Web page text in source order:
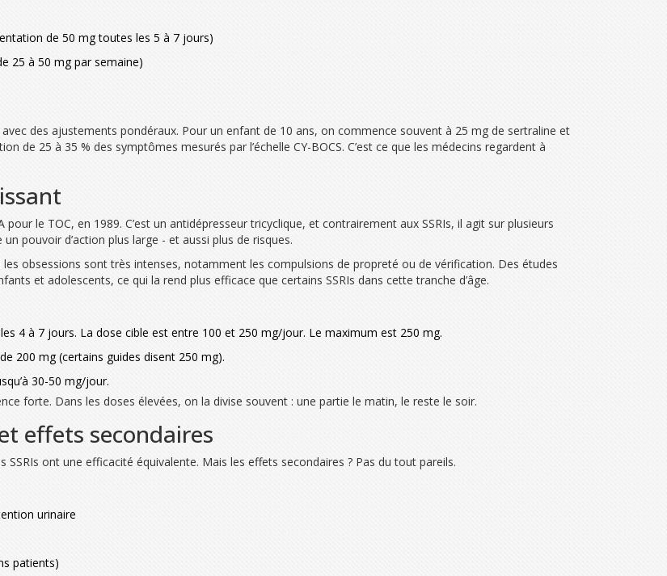
de 50 mg toutes les 5 à 7 jours)
25 à 50 mg par semaine)
des ajustements pondéraux. Pour un enfant de 10 ans, on commence souvent à 25 mg de sertraline et
de 25 à 35 % des symptômes mesurés par l’échelle CY-BOCS. C’est ce que les médecins regardent à
le TOC, en 1989. C’est un antidépresseur tricyclique, et contrairement aux SSRIs, il agit sur plusieurs
pouvoir d’action plus large - et aussi plus de risques.
obsessions sont très intenses, notamment les compulsions de propreté ou de vérification. Des études
et adolescents, ce qui la rend plus efficace que certains SSRIs dans cette tranche d’âge.
4 à 7 jours. La dose cible est entre 100 et 250 mg/jour. Le maximum est 250 mg.
200 mg (certains guides disent 250 mg).
30-50 mg/jour.
forte. Dans les doses élevées, on la divise souvent : une partie le matin, le reste le soir.
effets secondaires
ont une efficacité équivalente. Mais les effets secondaires ? Pas du tout pareils.
urinaire
patients)